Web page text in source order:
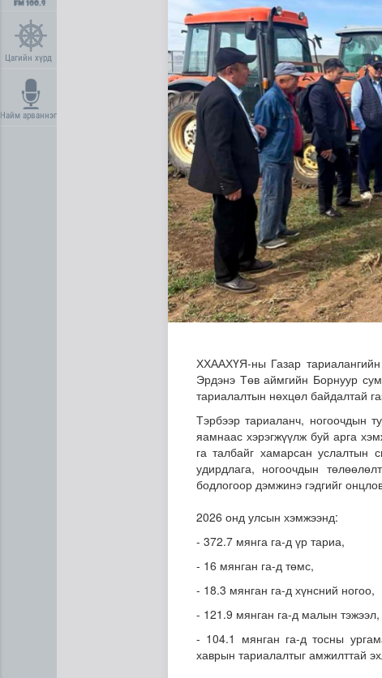
Цагийн хүрд
Найм арваннэг
Сүхбаатар суманд баригдаж
Газрын тосны агуулахууд
ХХААХҮЯ-ны Газар тариалангийн
Эрдэнэ Төв аймгийн Борнуур
тариалалтын нөхцөл байдалтай
Тэрбээр тариаланч, ногоочдын
яамнаас хэрэгжүүлж буй арга
га талбайг хамарсан услалтын
удирдлага, ногоочдын
бодлогоор дэмжинэ гэдгийг
2026 онд улсын хэмжээнд:
- 372.7 мянга га-д үр тариа,
- 16 мянган га-д төмс,
- 18.3 мянган га-д хүнсний ногоо,
- 121.9 мянган га-д малын тэжээл,
- 104.1 мянган га-д тосны
хаврын тариалалтыг амжилттай